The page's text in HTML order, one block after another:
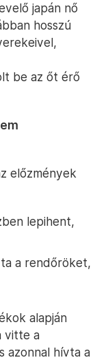
japán nő
hosszú
be az őt érő
előzmények
lepihent,
a rendőröket,
alapján
vitte a
azonnal hívta a